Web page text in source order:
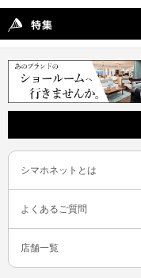
シマホネットとは
よくあるご質問
店舗一覧